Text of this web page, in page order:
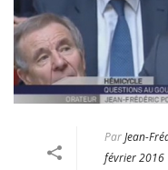
ParJean-
février 2016